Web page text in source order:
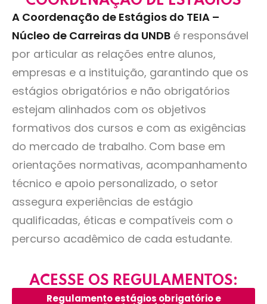
prepararam melhor para o mercado de
trabalho.
João Gabriel Galvão
Marketing
O TEIA por ter preparado meu currículo e
ter me exposto para várias empresas me
ajudou a ser convidado para entrevistas.
Fui contratado para estágio no Grupo
Arthur Moço
A Coordenação de Estágios do TEIA –
Núcleo de Carreiras da UNDB é responsável
por articular as relações entre alunos,
empresas e a instituição, garantindo que os
estágios obrigatórios e não obrigatórios
estejam alinhados com os objetivos
formativos dos cursos e com as exigências
do mercado de trabalho. Com base em
orientações normativas, acompanhamento
técnico e apoio personalizado, o setor
assegura experiências de estágio
qualificadas, éticas e compatíveis com o
percurso acadêmico de cada estudante.
ACESSE OS REGULAMENTOS:
Regulamento estágios obrigatório e